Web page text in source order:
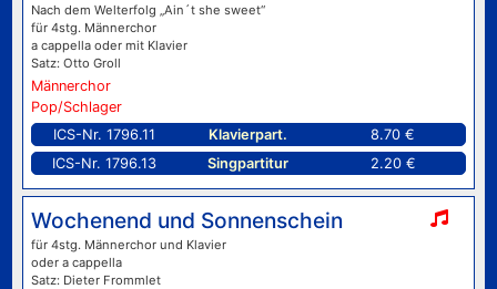
Nach dem Welterfolg „Ain´t she sweet“
für 4stg. Männerchor
a cappella oder mit Klavier
Satz: Otto Groll
Männerchor
Pop/Schlager
ICS-Nr. 1796.11
Klavierpart.
8.70 €
ICS-Nr. 1796.13
Singpartitur 2.20 €
Wochenend und Sonnenschein
für 4stg. Männerchor und Klavier
oder a cappella
Satz: Dieter Frommlet